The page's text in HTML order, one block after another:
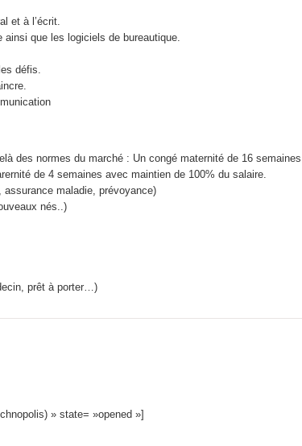
et à l’écrit.
que les logiciels de bureautique.
défis.
des normes du marché : Un congé maternité de 16 semaines
de 4 semaines avec maintien de 100% du salaire.
maladie, prévoyance)
nés..)
prêt à porter…)
» state= »opened »]